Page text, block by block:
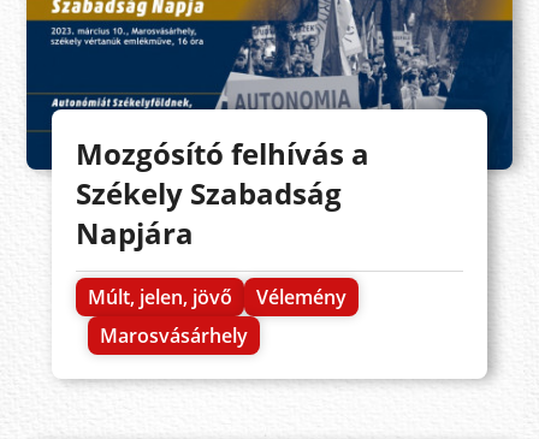
Mozgósító felhívás a
Székely Szabadság
Napjára
Múlt, jelen, jövő
Vélemény
Marosvásárhely